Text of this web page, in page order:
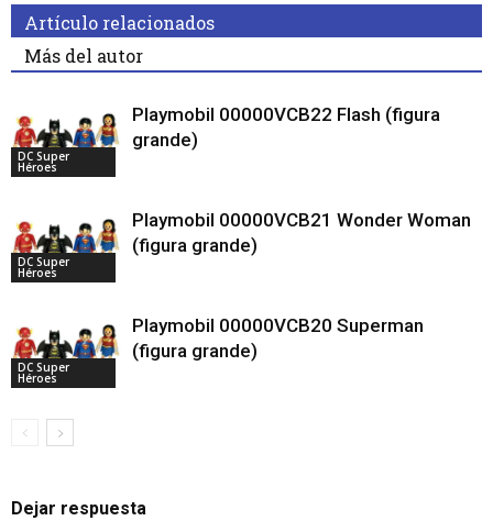
Artículo relacionados
Más del autor
DC Super
Héroes
Playmobil 00000VCB22 Flash (figura
grande)
DC Super
Héroes
Playmobil 00000VCB21 Wonder Woman
(figura grande)
DC Super
Héroes
Playmobil 00000VCB20 Superman
(figura grande)
Dejar respuesta